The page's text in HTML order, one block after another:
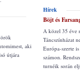
örök
aki
útjára
Hírek
Böjt és
A közel 35 éve
Táncszínházat
Európa-szerte
számon.
turnéik során